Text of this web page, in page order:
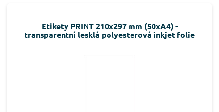
Etikety PRINT 210x297 mm (50xA4) -
transparentní lesklá polyesterová inkjet folie